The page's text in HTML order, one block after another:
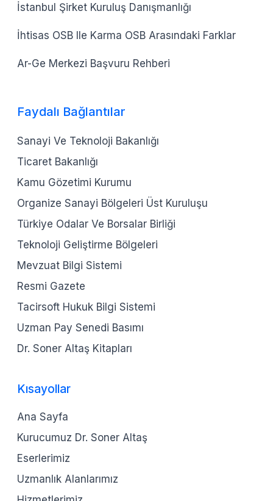
İstanbul Şirket Kuruluş Danışmanlığı
İhtisas OSB Ile Karma OSB Arasındaki Farklar
Ar-Ge Merkezi Başvuru Rehberi
Faydalı Bağlantılar
Sanayi Ve Teknoloji Bakanlığı
Ticaret Bakanlığı
Kamu Gözetimi Kurumu
Organize Sanayi Bölgeleri Üst Kuruluşu
Türkiye Odalar Ve Borsalar Birliği
Teknoloji Geliştirme Bölgeleri
Mevzuat Bilgi Sistemi
Resmi Gazete
Tacirsoft Hukuk Bilgi Sistemi
Uzman Pay Senedi Basımı
Dr. Soner Altaş Kitapları
Kısayollar
Ana Sayfa
Kurucumuz Dr. Soner Altaş
Eserlerimiz
Uzmanlık Alanlarımız